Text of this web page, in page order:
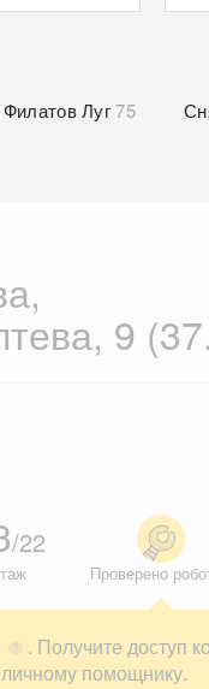
Луг 75
9
/22
Проверено
?
. Получите доступ ко
помощнику.